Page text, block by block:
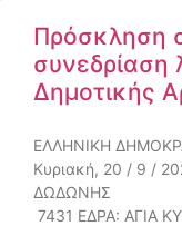
Πρόσκληση
συνεδρίαση
Δημοτικής
ΕΛΛΗΝΙΚΗ
Κυριακή, 20 / 9 /
7431 ΕΔΡΑ: ΑΓΙΑ